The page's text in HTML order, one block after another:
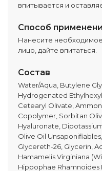
впитывается и
Способ
Нанесите
лицо, дайте впитаться.
Состав
Water/Aqua, Butylene
Hydrogenated
Cetearyl Olivate,
Copolymer, Sorbitan
Hyaluronate,
Olive Oil
Glycereth-26, Glycerin,
Hamamelis Virginiana
Hippophae Rhamnoides